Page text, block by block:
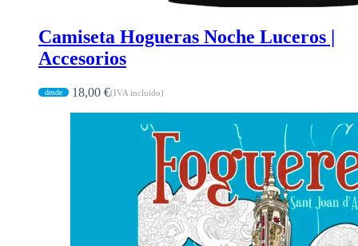
Camiseta Hogueras Noche Luceros |
Accesorios
18,00 €(IVA incluido)